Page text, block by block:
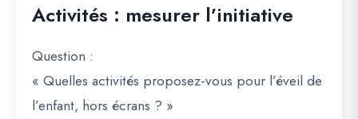
Activités : mesurer l’initiative
Question :
« Quelles activités proposez-vous pour l’éveil de
l’enfant, hors écrans ? »